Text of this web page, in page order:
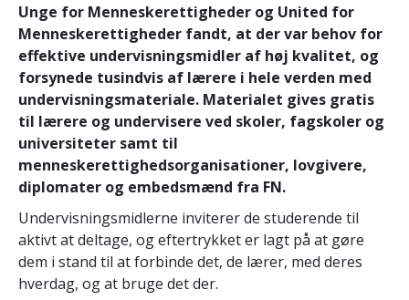
Unge for Menneskerettigheder og United for
Menneskerettigheder fandt, at der var behov for
effektive undervisningsmidler af høj kvalitet, og
forsynede tusindvis af lærere i hele verden med
undervisningsmateriale. Materialet gives gratis
til lærere og undervisere ved skoler, fagskoler og
universiteter samt til
menneskerettighedsorganisationer, lovgivere,
diplomater og embedsmænd fra FN.
Undervisningsmidlerne inviterer de studerende til
aktivt at deltage, og eftertrykket er lagt på at gøre
dem i stand til at forbinde det, de lærer, med deres
hverdag, og at bruge det der.